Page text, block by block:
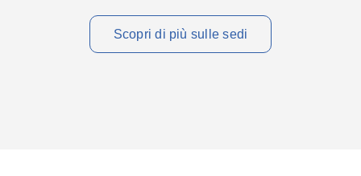
Scopri di più sulle sedi